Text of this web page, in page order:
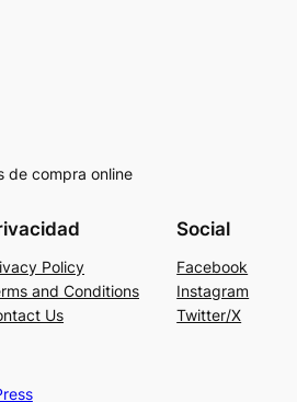
de compra online
Policy
and Conditions
Us
Social
Facebook
Instagram
Twitter/X